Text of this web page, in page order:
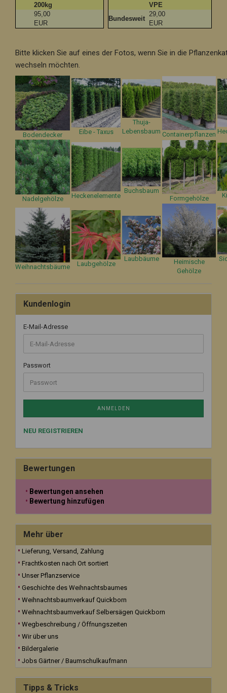
200kg
95,00
EUR
VPE
Bundesweit
29,00
EUR
Bitte klicken Sie auf eines der Fotos, wenn Sie in die
wechseln möchten.
Bodendecker Eibe - Taxus
Thuja-
Lebensbaum Containerpflanzen
Nadelgehölze Heckenelemente
Buchsbaum
Formgehölze
Weihnachtsbäume Laubgehölze
Laubbäume
Heimische
Gehölze
Kundenlogin
E-Mail-Adresse
Passwort
ANMELDEN
NEU REGISTRIEREN
Bewertungen
Bewertungen ansehen
Bewertung hinzufügen
Mehr über
Lieferung, Versand, Zahlung
Frachtkosten nach Ort sortiert
Unser Pflanzservice
Geschichte des Weihnachtsbaumes
Weihnachtsbaumverkauf Quickborn
Weihnachtsbaumverkauf Selbersägen Quickborn
Wegbeschreibung / Öffnungszeiten
Wir über uns
Bildergalerie
Jobs Gärtner / Baumschulkaufmann
Tipps & Tricks